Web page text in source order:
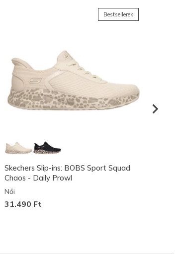
Bestsellerek
Skechers Slip-ins: BOBS Sport Squad
Chaos - Daily Prowl
Női
31.490 Ft